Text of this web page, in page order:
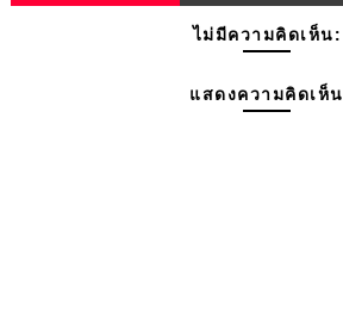
ไม่มีความคิดเห็น:
แสดงความคิดเห็น